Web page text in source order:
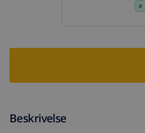
Beskrivelse